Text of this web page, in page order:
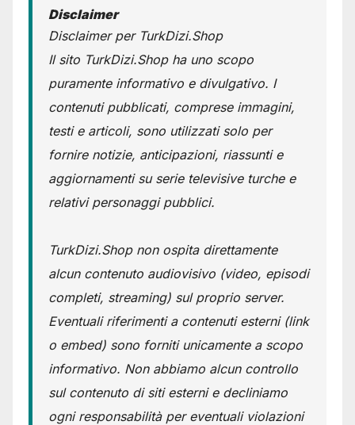
Disclaimer
Disclaimer per TurkDizi.Shop
Il sito TurkDizi.Shop ha uno scopo
puramente informativo e divulgativo. I
contenuti pubblicati, comprese immagini,
testi e articoli, sono utilizzati solo per
fornire notizie, anticipazioni, riassunti e
aggiornamenti su serie televisive turche e
relativi personaggi pubblici.
TurkDizi.Shop non ospita direttamente
alcun contenuto audiovisivo (video, episodi
completi, streaming) sul proprio server.
Eventuali riferimenti a contenuti esterni (link
o embed) sono forniti unicamente a scopo
informativo. Non abbiamo alcun controllo
sul contenuto di siti esterni e decliniamo
ogni responsabilità per eventuali violazioni